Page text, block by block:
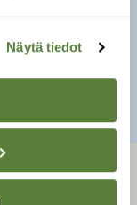
Näytä tiedot